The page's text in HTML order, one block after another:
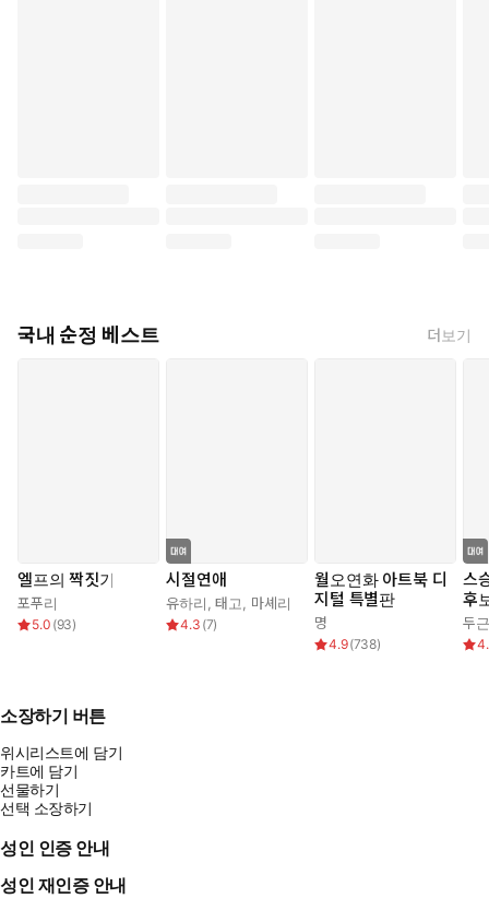
국내 순정 베스트 더보기
엘프의 짝짓기
포푸리
5.0 (93)
시절연애
유하리 ,태고 마셰리
4.3 (7)
월오연화 아트북 디
지털 특별판
명
4.9(738)
스
후
두근
소장하기 버튼
위시리스트에 담기
카트에 담기
선물하기
선택 소장하기
성인 인증 안내
성인 재인증 안내